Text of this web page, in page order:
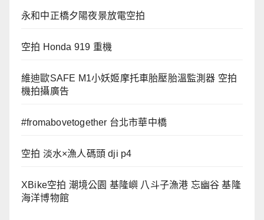
永和中正橋夕陽夜景放電空拍
空拍 Honda 919 重機
維迪歐SAFE M1小妖姬摩托車胎壓胎溫監測器 空拍
機拍攝廣告
#fromabovetogether 台北市華中橋
空拍 淡水×漁人碼頭 dji p4
XBike空拍 潮境公園 基隆嶼 八斗子漁港 忘幽谷 基隆
海洋博物館